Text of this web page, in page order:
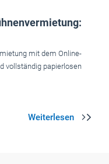
mit dem Online-
vollständig papierlosen